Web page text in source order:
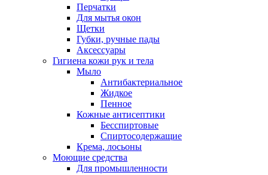
Перчатки
Для мытья окон
Щетки
Губки, ручные пады
Аксессуары
Гигиена кожи рук и тела
Мыло
Антибактериальное
Жидкое
Пенное
Кожные антисептики
Бесспиртовые
Cпиртосодержащие
Крема, лосьоны
Моющие средства
Для промышленности